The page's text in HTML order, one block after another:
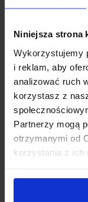
Niniejsza strona
Wykorzystujemy
i reklam, aby
analizować ruch
korzystasz z
Partnerzy mogą
otrzymanymi od
korzystania z ich
Wsparcie
Jeśli masz
lub napisz do
odpowiedzi na
phone +48 694 000
email